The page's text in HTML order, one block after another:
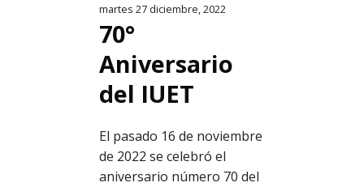
martes 27 diciembre, 2022
70°
Aniversario
del IUET
El pasado 16 de noviembre
de 2022 se celebró el
aniversario número 70 del